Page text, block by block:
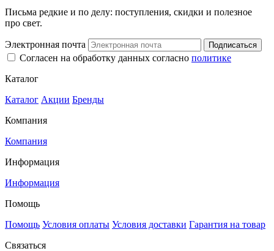
Письма редкие и по делу: поступления, скидки и полезное
про свет.
Электронная почта Подписаться
Согласен на обработку данных согласно политике
Каталог
Каталог Акции Бренды
Компания
Компания
Информация
Информация
Помощь
Помощь Условия оплаты Условия доставки Гарантия на товар
Связаться